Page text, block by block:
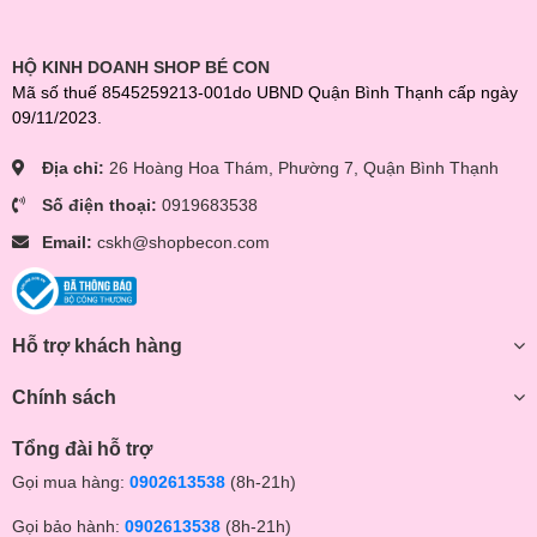
Kích thước sản phẩm: 8x8x22.9 (cm)
Kích thước đóng gói: 11x11x26 (cm)
HỘ KINH DOANH SHOP BÉ CON
Mã số thuế 8545259213-001do UBND Quận Bình Thạnh cấp ngày
09/11/2023.
Địa chỉ: 26 Hoàng Hoa Thám, Phường 7, Quận Bình Thạnh
Số điện thoại: 0919683538
Email: cskh@shopbecon.com
Hỗ trợ khách hàng
Chính sách
Tổng đài hỗ trợ
Gọi mua hàng: 0902613538 (8h-21h)
Gọi bảo hành: 0902613538 (8h-21h)